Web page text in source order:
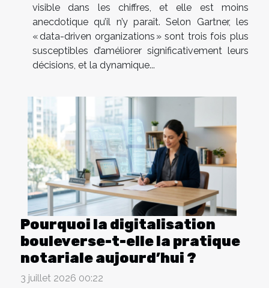
visible dans les chiffres, et elle est moins
anecdotique qu’il n’y paraît. Selon Gartner, les
« data-driven organizations » sont trois fois plus
susceptibles d’améliorer significativement leurs
décisions, et la dynamique...
Pourquoi la digitalisation
bouleverse-t-elle la pratique
notariale aujourd’hui ?
3 juillet 2026 00:22